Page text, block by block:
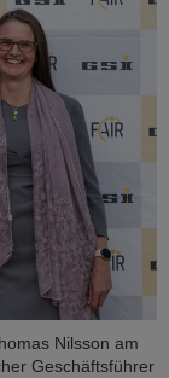
Nilsson am
Geschäftsführer